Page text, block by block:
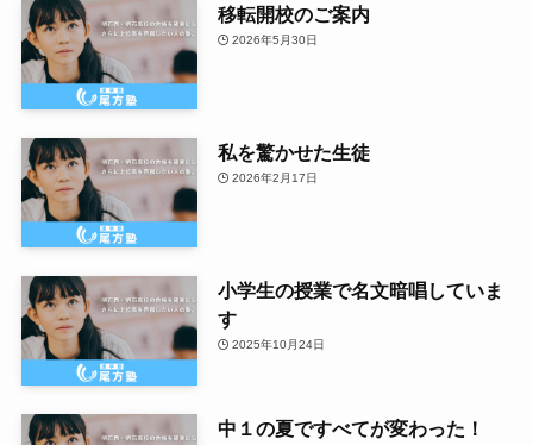
移転開校のご案内
2026年5月30日
私を驚かせた生徒
2026年2月17日
小学生の授業で名文暗唱していま
す
2025年10月24日
中１の夏ですべてが変わった！